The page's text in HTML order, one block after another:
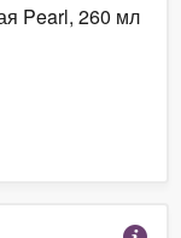
Pearl, 260 мл